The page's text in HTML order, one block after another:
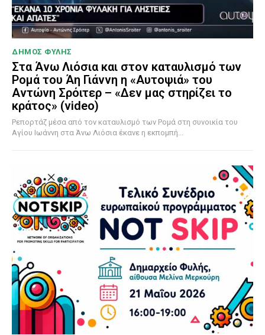
ΔΗΜΟΣ ΦΥΛΗΣ
Στα Άνω Λιόσια και στον καταυλισμό των
Ρομά του Άη Γιάννη η «Αυτοψιά» του
Αντώνη Σρόιτερ – «Δεν μας στηρίζει το
κράτος» (video)
Ρεπορτάζ μέσα από τον καταυλισμό των Ρομά στη συνοικία του
Αγίου Ιωάννη στα Άνω Λιόσια έκανε η εκπομπή...